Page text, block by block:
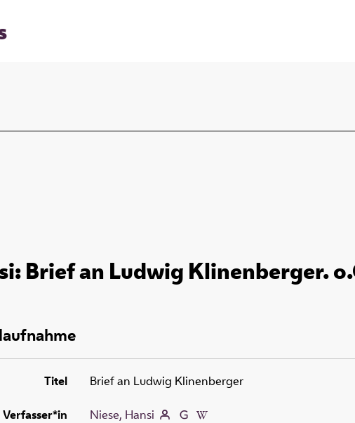
Brief an Ludwig Klinenberger.
Titel Brief an Ludwig Klinenberger
Verfasser*in
Niese, Hansi